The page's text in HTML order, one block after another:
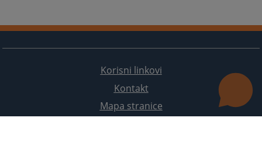
Korisni linkovi
Kontakt
Mapa stranice